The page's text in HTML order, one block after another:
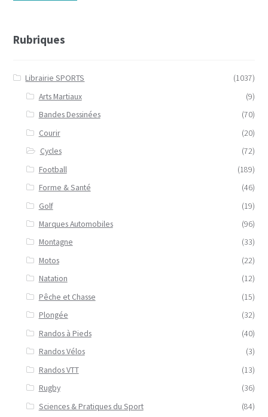
Rubriques
Librairie SPORTS
(1037)
Arts Martiaux
(9)
Bandes Dessinées
(70)
Courir
(20)
Cycles
(72)
Football
(189)
Forme & Santé
(46)
Golf
(19)
Marques Automobiles
(96)
Montagne
(33)
Motos
(22)
Natation
(12)
Pêche et Chasse
(15)
Plongée
(32)
Randos à Pieds
(40)
Randos Vélos
(3)
Randos VTT
(13)
Rugby
(36)
Sciences & Pratiques du Sport
(84)